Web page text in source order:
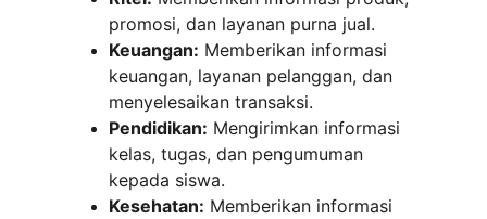
promosi, dan layanan purna jual.
Keuangan: Memberikan informasi
keuangan, layanan pelanggan, dan
menyelesaikan transaksi.
Pendidikan: Mengirimkan informasi
kelas, tugas, dan pengumuman
kepada siswa.
Kesehatan: Memberikan informasi